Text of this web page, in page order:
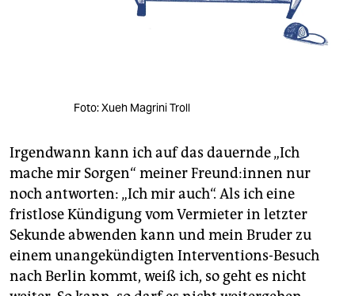
Foto: Xueh Magrini Troll
Irgendwann kann ich auf das dauernde „Ich
mache mir Sorgen“ meiner Freun­d:in­nen nur
noch antworten: „Ich mir auch“. Als ich eine
fristlose Kündigung vom Vermieter in letzter
Sekunde abwenden kann und mein Bruder zu
einem unangekündigten Interventions-Besuch
nach Berlin kommt, weiß ich, so geht es nicht